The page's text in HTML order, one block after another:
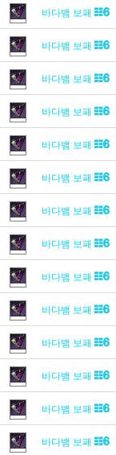
바다뱀 보패
바다뱀 보패
바다뱀 보패
바다뱀 보패
바다뱀 보패
바다뱀 보패
바다뱀 보패
바다뱀 보패
바다뱀 보패
바다뱀 보패
바다뱀 보패
바다뱀 보패
바다뱀 보패
바다뱀 보패